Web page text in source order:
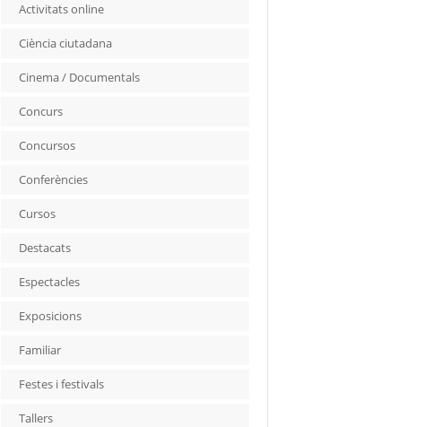
Activitats online
Ciència ciutadana
Cinema / Documentals
Concurs
Concursos
Conferències
Cursos
Destacats
Espectacles
Exposicions
Familiar
Festes i festivals
Tallers